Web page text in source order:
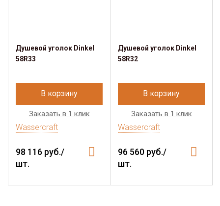
Душевой уголок Dinkel
58R33
В корзину
Заказать в 1 клик
Wassercraft
98 116 руб./
шт.
Душевой уголок Dinkel
58R32
В корзину
Заказать в 1 клик
Wassercraft
96 560 руб./
шт.